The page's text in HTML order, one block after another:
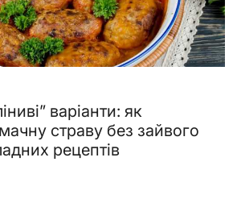
варіанти: як
страву без зайвого
рецептів